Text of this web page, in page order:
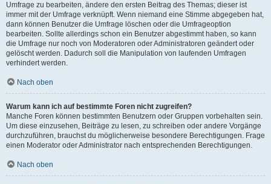
Umfrage zu bearbeiten, ändere den ersten Beitrag des Themas; dieser ist
immer mit der Umfrage verknüpft. Wenn niemand eine Stimme abgegeben hat,
dann können Benutzer die Umfrage löschen oder die Umfrageoption
bearbeiten. Sollte allerdings schon ein Benutzer abgestimmt haben, so kann
die Umfrage nur noch von Moderatoren oder Administratoren geändert oder
gelöscht werden. Dadurch soll die Manipulation von laufenden Umfragen
verhindert werden.
Nach oben
Warum kann ich auf bestimmte Foren nicht zugreifen?
Manche Foren können bestimmten Benutzern oder Gruppen vorbehalten sein.
Um diese einzusehen, Beiträge zu lesen, zu schreiben oder andere Vorgänge
durchzuführen, brauchst du möglicherweise besondere Berechtigungen. Frage
einen Moderator oder Administrator nach entsprechenden Berechtigungen.
Nach oben